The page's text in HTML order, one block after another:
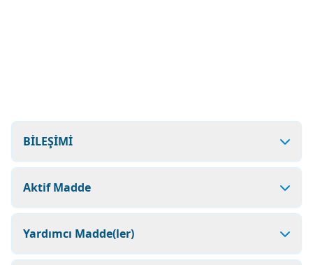
BİLEŞİMİ
Aktif Madde
Yardımcı Madde(ler)